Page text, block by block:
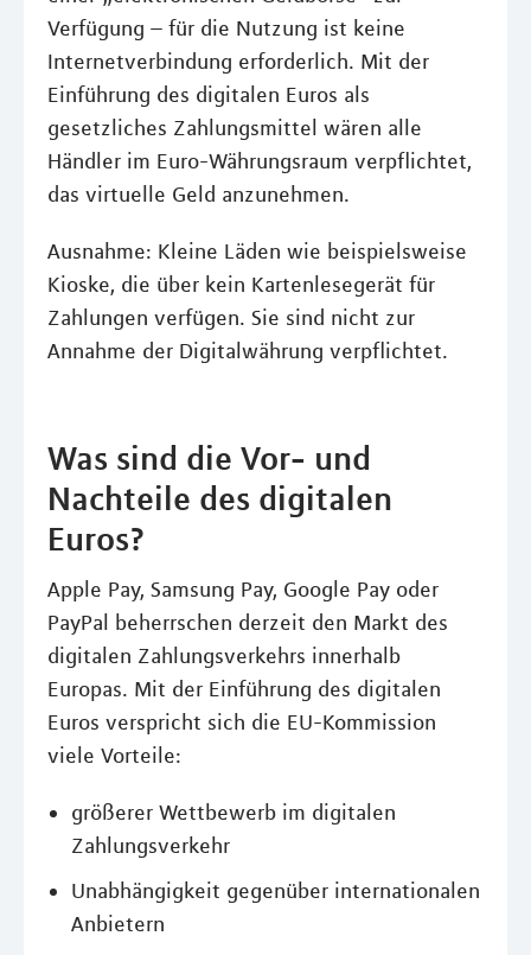
Verfügung – für die Nutzung ist keine
Internetverbindung erforderlich. Mit der
Einführung des digitalen Euros als
gesetzliches Zahlungsmittel wären alle
Händler im Euro-Währungsraum verpflichtet,
das virtuelle Geld anzunehmen.
Ausnahme: Kleine Läden wie beispielsweise
Kioske, die über kein Kartenlesegerät für
Zahlungen verfügen. Sie sind nicht zur
Annahme der Digitalwährung verpflichtet.
Was sind die Vor- und
Nachteile des digitalen
Euros?
Apple Pay, Samsung Pay, Google Pay oder
PayPal beherrschen derzeit den Markt des
digitalen Zahlungsverkehrs innerhalb
Europas. Mit der Einführung des digitalen
Euros verspricht sich die EU-Kommission
viele Vorteile:
größerer Wettbewerb im digitalen
Zahlungsverkehr
Unabhängigkeit gegenüber internationalen
Anbietern